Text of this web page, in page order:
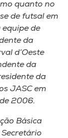
quanto no
de futsal em
de
da
d’Oeste
da
da
JASC em
2006.
Básica